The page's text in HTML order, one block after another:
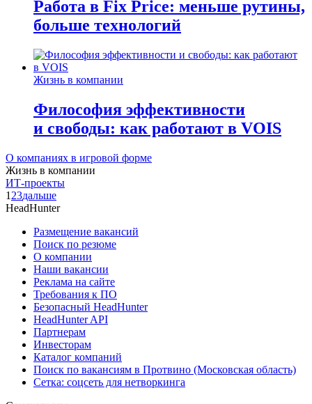
Работа в Fix Price: меньше рутины,
больше технологий
Жизнь в компании
Философия эффективности
и свободы: как работают в VOIS
О компаниях в игровой форме
Жизнь в компании
ИТ-проекты
1 23дальше
HeadHunter
Размещение вакансий
Поиск по резюме
О компании
Наши вакансии
Реклама на сайте
Требования к ПО
Безопасный HeadHunter
HeadHunter API
Партнерам
Инвесторам
Каталог компаний
Поиск по вакансиям в Протвино (Московская область)
Сетка: соцсеть для нетворкинга